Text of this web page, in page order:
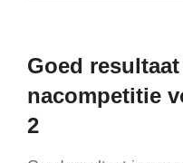
Goed
nacompetitie
2